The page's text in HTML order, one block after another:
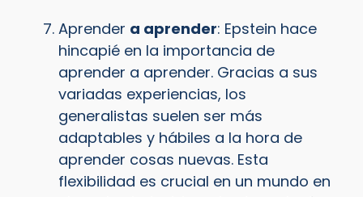
Aprender a aprender: Epstein hace
hincapié en la importancia de
aprender a aprender. Gracias a sus
variadas experiencias, los
generalistas suelen ser más
adaptables y hábiles a la hora de
aprender cosas nuevas. Esta
flexibilidad es crucial en un mundo en